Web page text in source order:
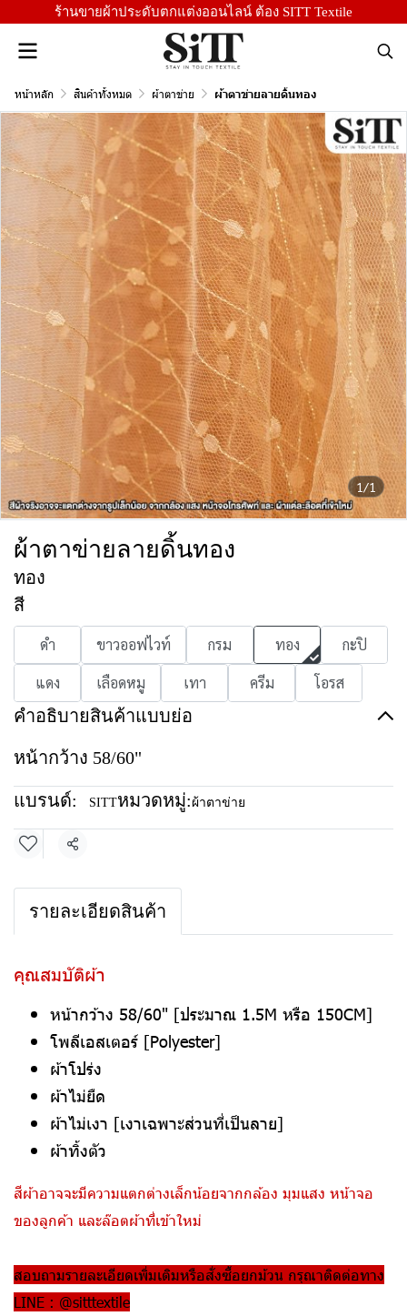
ร้านขายผ้าประดับตกแต่งออนไลน์ ต้อง SITT Textile
หน้าหลัก สินค้าทั้งหมด ผ้าตาข่าย ผ้าตาข่ายลายดิ้นทอง
1/1
ผ้าตาข่ายลายดิ้นทอง
ทอง
สี
ดำ ขาวออฟไวท์ กรม ทอง
กะปิ
แดง
เลือดหมู เทา ครีม โอรส
คำอธิบายสินค้าแบบย่อ
หน้ากว้าง 58/60"
แบรนด์: SITTหมวดหมู่: ผ้าตาข่าย
แชร์
รายละเอียดสินค้า
คุณสมบัติผ้า
หน้ากว้าง 58/60" [ประมาณ 1.5M หรือ 150CM]
โพลีเอสเตอร์ [Polyester]
ผ้าโปร่ง
ผ้าไม่ยืด
ผ้าไม่เงา [เงาเฉพาะส่วนที่เป็นลาย]
ผ้าทิ้งตัว
สีผ้าอาจจะมีความแตกต่างเล็กน้อยจากกล้อง มุมแสง หน้าจอ
ของลูกค้า และล๊อตผ้าที่เข้าใหม่
สอบถามรายละเอียดเพิ่มเติมหรือสั่งซื้อยกม้วน กรุณาติดต่อทาง
LINE : @sitttextile